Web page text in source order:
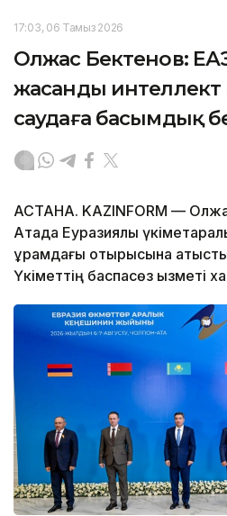
17:03, 06 Тамыз 2026
Олжас Бектенов:
жасанды интеллект
саудаға басымдық
АСТАНА. KAZINFORM —
Атада Еуразиялық
құрамдағы отырысына
Үкіметтің баспасөз қызметі